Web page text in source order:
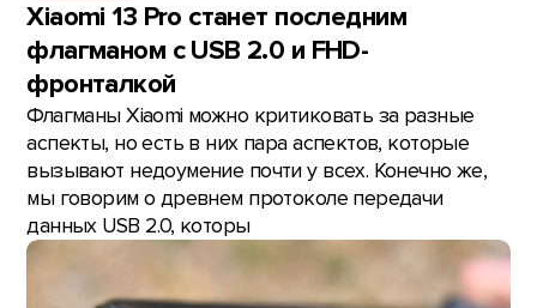
Xiaomi 13 Pro станет последним
флагманом с USB 2.0 и FHD-
фронталкой
Флагманы Xiaomi можно критиковать за разные
аспекты, но есть в них пара аспектов, которые
вызывают недоумение почти у всех. Конечно же,
мы говорим о древнем протоколе передачи
данных USB 2.0, которы